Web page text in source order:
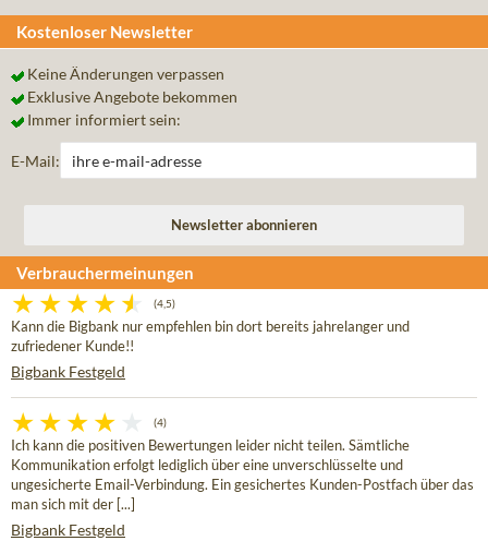
Kostenloser Newsletter
Keine Änderungen verpassen
Exklusive Angebote bekommen
Immer informiert sein:
E-Mail:
Verbrauchermeinungen
(4,5)
Kann die Bigbank nur empfehlen bin dort bereits jahrelanger und
zufriedener Kunde!!
Bigbank Festgeld
(4)
Ich kann die positiven Bewertungen leider nicht teilen. Sämtliche
Kommunikation erfolgt lediglich über eine unverschlüsselte und
ungesicherte Email-Verbindung. Ein gesichertes Kunden-Postfach über das
man sich mit der [...]
Bigbank Festgeld